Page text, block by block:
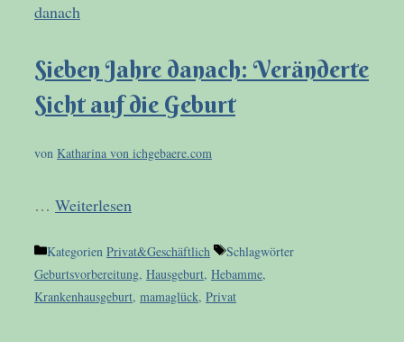
Sieben Jahre danach: Veränderte
Sicht auf die Geburt
von Katharina von ichgebaere.com
… Weiterlesen
Kategorien Privat&Geschäftlich
Schlagwörter
Geburtsvorbereitung, Hausgeburt, Hebamme,
Krankenhausgeburt, mamaglück, Privat